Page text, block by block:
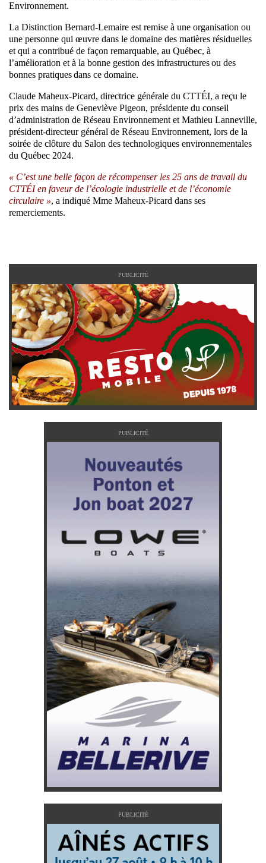
Environnement.
La Distinction Bernard-Lemaire est remise à une organisation ou
une personne qui œuvre dans le domaine des matières résiduelles
et qui a contribué de façon remarquable, au Québec, à
l’amélioration et à la bonne gestion des infrastructures ou des
bonnes pratiques dans ce domaine.
Claude Maheux-Picard, directrice générale du CTTÉI, a reçu le
prix des mains de Geneviève Pigeon, présidente du conseil
d’administration de Réseau Environnement et Mathieu Lanneville,
président-directeur général de Réseau Environnement, lors de la
soirée de clôture du Salon des technologiques environnementales
du Québec 2024.
« C’est une belle façon de récompenser les 25 ans de travail du
CTTÉI en faveur de l’écologie industrielle et de l’économie
circulaire », a indiqué Mme Maheux-Picard dans ses
remerciements.
PUBLICITÉ
PUBLICITÉ
PUBLICITÉ